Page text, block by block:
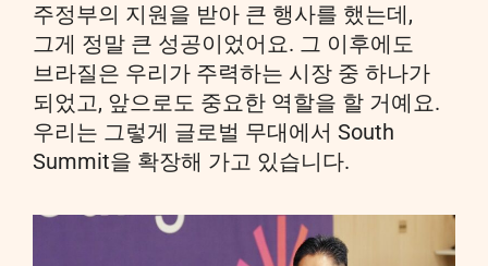
주정부의 지원을 받아 큰 행사를 했는데,
그게 정말 큰 성공이었어요. 그 이후에도
브라질은 우리가 주력하는 시장 중 하나가
되었고, 앞으로도 중요한 역할을 할 거예요.
우리는 그렇게 글로벌 무대에서 South
Summit을 확장해 가고 있습니다.